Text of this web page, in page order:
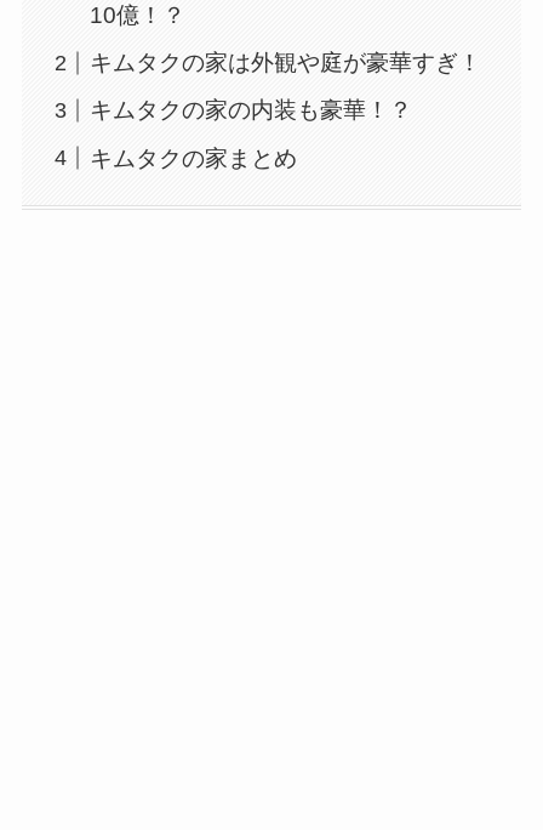
10億！？
キムタクの家は外観や庭が豪華すぎ！
キムタクの家の内装も豪華！？
キムタクの家まとめ